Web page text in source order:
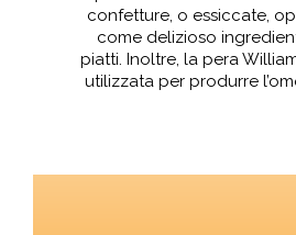
confetture, o essiccate,
come delizioso
piatti. Inoltre, la pera
utilizzata per produrre